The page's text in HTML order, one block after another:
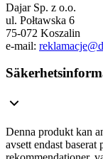
Dajar Sp. z o.o.
ul. Połtawska 6
75-072 Koszalin
e-mail:
Denna produkt kan
avsett endast